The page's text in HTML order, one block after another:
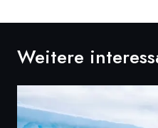
Weitere